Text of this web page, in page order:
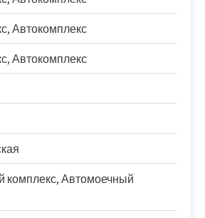
Автокомплекс
Автокомплекс
комплекс, Автомоечный